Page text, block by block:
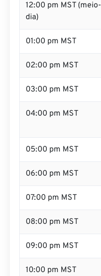
12:00 pm MST (meio-
dia)
01:00 pm MST
02:00 pm MST
03:00 pm MST
04:00 pm MST
05:00 pm MST
06:00 pm MST
07:00 pm MST
08:00 pm MST
09:00 pm MST
10:00 pm MST